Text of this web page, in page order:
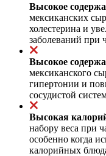
Высокое
мексиканских
холестерина и
заболеваний при
Высокое
мексиканского
гипертонии и
сосудистой
Высокая
набору веса при
особенно когда
калорийных